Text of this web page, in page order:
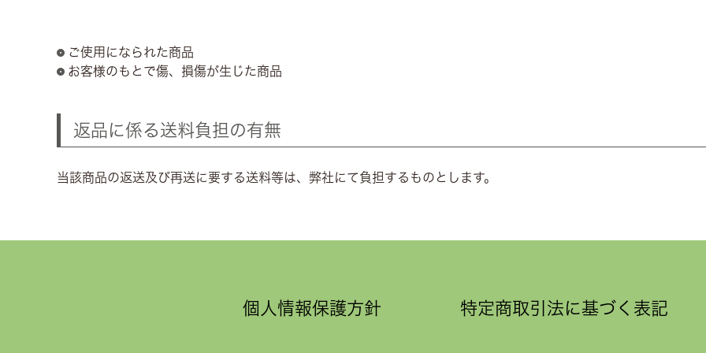
ご使用になられた商品
お客様のもとで傷、損傷が生じた商品
返品に係る送料負担の有無
当該商品の返送及び再送に要する送料等は、弊社にて負担するものとします。
個人情報保護方針 特定商取引法に基づく表記